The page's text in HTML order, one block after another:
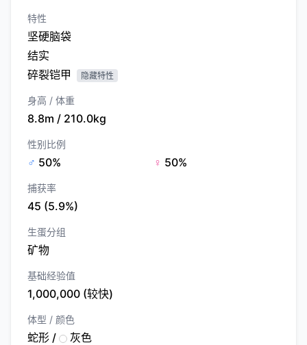
特性
坚硬脑袋
结实
碎裂铠甲
隐藏特性
身高 / 体重
8.8m / 210.0kg
性别比例
♂ 50% ♀ 50%
捕获率
45 (5.9%)
生蛋分组
矿物
基础经验值
1,000,000 (较快)
体型 / 颜色
蛇形 / 灰色